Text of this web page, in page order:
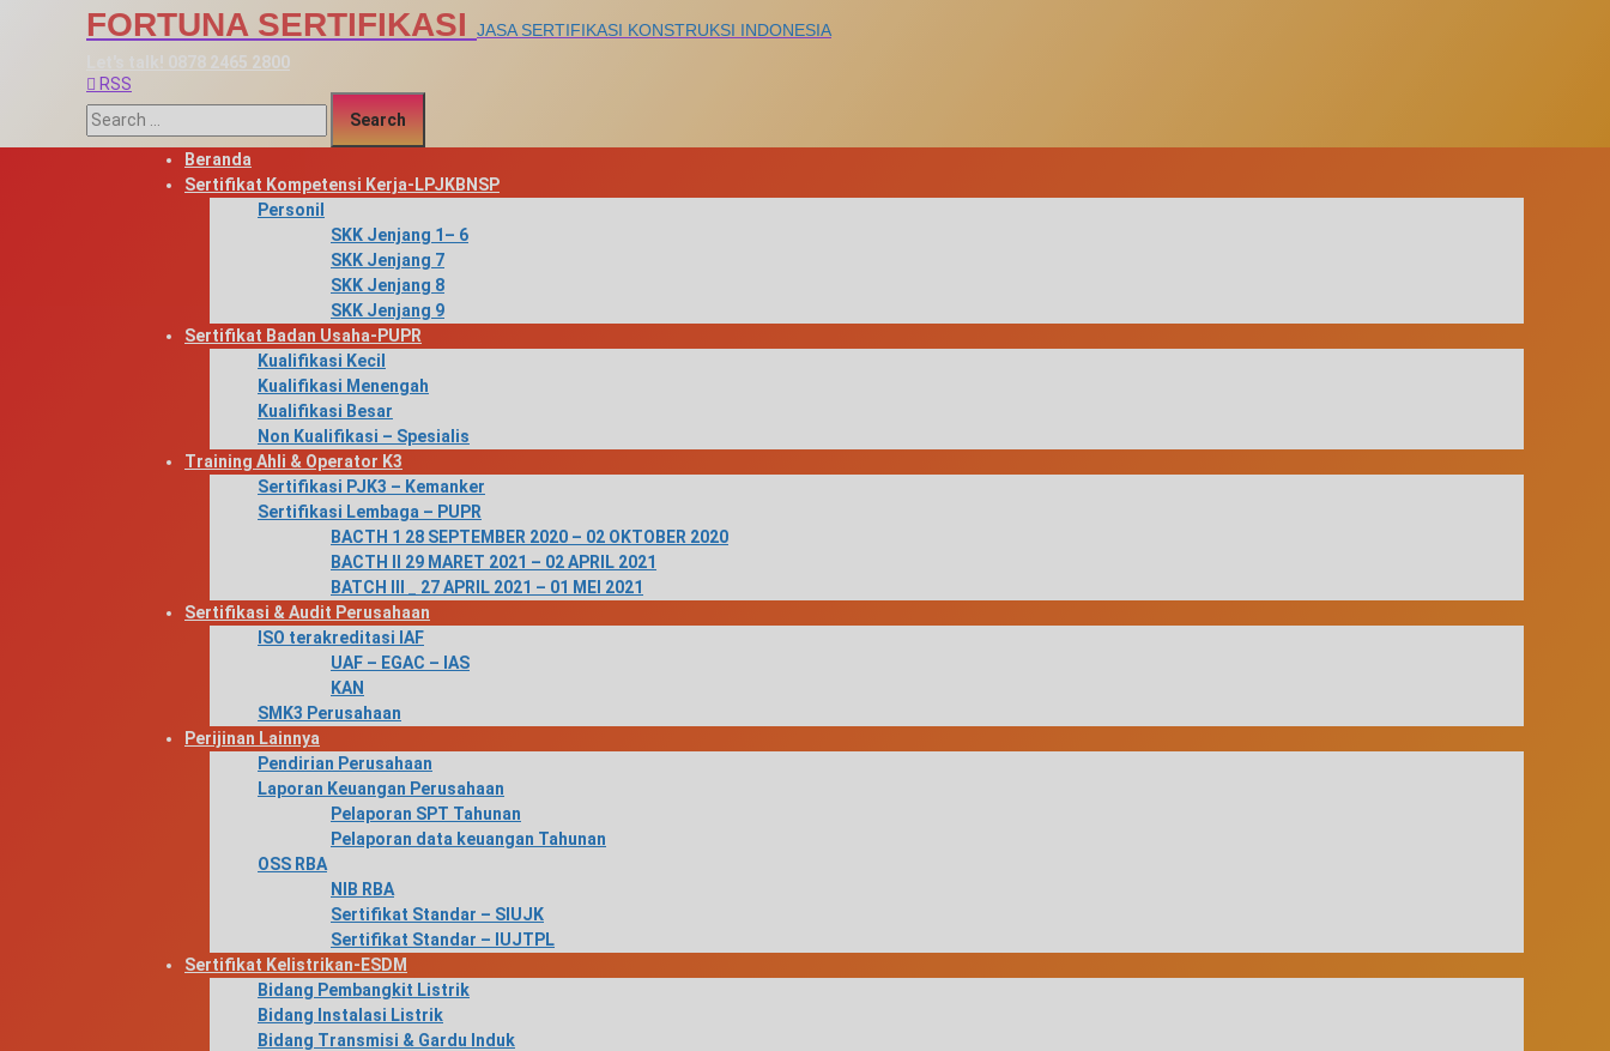
FORTUNA SERTIFIKASI
JASA SERTIFIKASI KONSTRUKSI INDONESIA
0878 2465 2800
RSS
Search for:
Beranda
Sertifikat Kompetensi Kerja-LPJKBNSP
Personil
SKK Jenjang 1– 6
SKK Jenjang 7
SKK Jenjang 8
SKK Jenjang 9
Sertifikat Badan Usaha-PUPR
Kualifikasi Kecil
Kualifikasi Menengah
Kualifikasi Besar
Non Kualifikasi – Spesialis
Training Ahli & Operator K3
Sertifikasi PJK3 – Kemanker
Sertifikasi Lembaga – PUPR
BACTH 1 28 SEPTEMBER 2020 – 02 OKTOBER 2020
BACTH II 29 MARET 2021 – 02 APRIL 2021
BATCH III _ 27 APRIL 2021 – 01 MEI 2021
Sertifikasi & Audit Perusahaan
ISO terakreditasi IAF
UAF – EGAC – IAS
KAN
SMK3 Perusahaan
Perijinan Lainnya
Pendirian Perusahaan
Laporan Keuangan Perusahaan
Pelaporan SPT Tahunan
Pelaporan data keuangan Tahunan
OSS RBA
NIB RBA
Sertifikat Standar – SIUJK
Sertifikat Standar – IUJTPL
Sertifikat Kelistrikan-ESDM
Bidang Pembangkit Listrik
Bidang Instalasi Listrik
Bidang Transmisi & Gardu Induk